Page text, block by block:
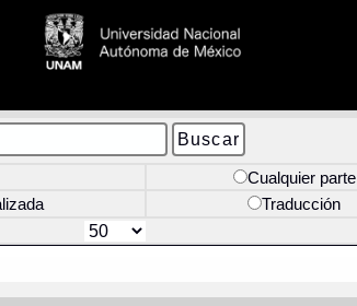
Cualquier parte
Traducción